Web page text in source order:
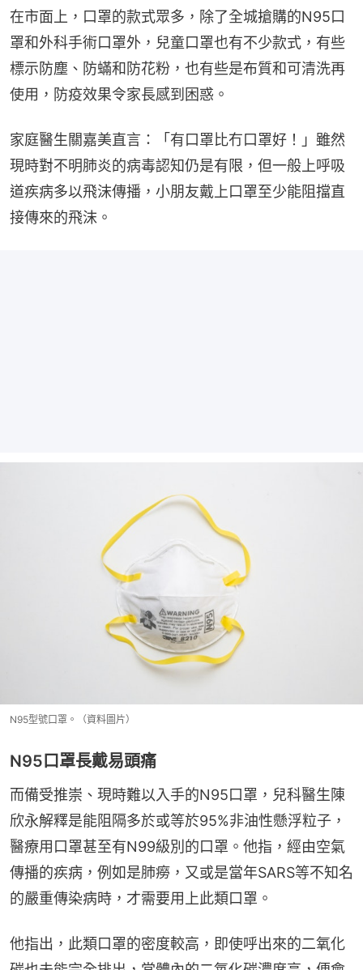
在市面上，口罩的款式眾多，除了全城搶購的N95口
罩和外科手術口罩外，兒童口罩也有不少款式，有些
標示防塵、防蟎和防花粉，也有些是布質和可清洗再
使用，防疫效果令家長感到困惑。
家庭醫生關嘉美直言：「有口罩比冇口罩好！」雖然
現時對不明肺炎的病毒認知仍是有限，但一般上呼吸
道疾病多以飛沫傳播，小朋友戴上口罩至少能阻擋直
接傳來的飛沫。
N95型號口罩。（資料圖片）
N95口罩長戴易頭痛
而備受推崇、現時難以入手的N95口罩，兒科醫生陳
欣永解釋是能阻隔多於或等於95%非油性懸浮粒子，
醫療用口罩甚至有N99級別的口罩。他指，經由空氣
傳播的疾病，例如是肺癆，又或是當年SARS等不知名
的嚴重傳染病時，才需要用上此類口罩。
他指出，此類口罩的密度較高，即使呼出來的二氧化